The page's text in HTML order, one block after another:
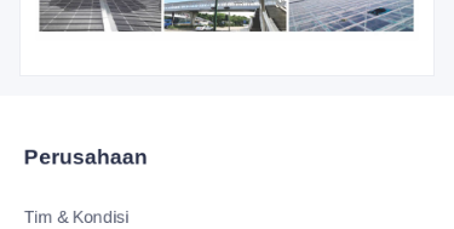
Perusahaan
Tim & Kondisi